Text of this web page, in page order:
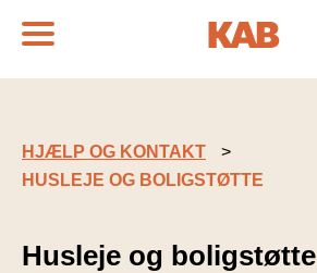
HJÆLP OG KONTAKT
HUSLEJE OG BOLIGSTØTTE
Husleje og boligstøtte